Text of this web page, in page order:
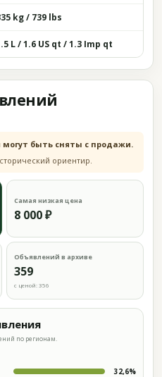
kg / 739 lbs
L / 1.6 US qt / 1.3 Imp qt
быть сняты с продажи.
ориентир.
Самая низкая цена
8 000 ₽
Объявлений в архиве
359
с ценой: 356
по регионам.
32,6%